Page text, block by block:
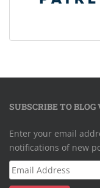
SUBSCRIBE TO
Enter your email
notifications of new
Email
Address